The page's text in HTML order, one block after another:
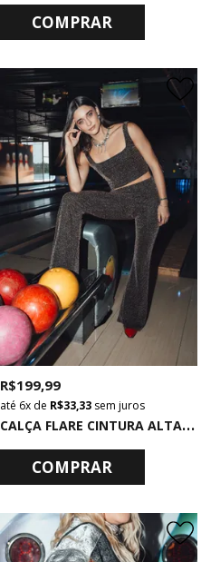
COMPRAR
C
ALÇA FLARE CINTURA ALTA PRETA COM LUREX MULTICOLORIDO
R$ 199,99
6xde R$ 33,33sem juros
COMPRAR